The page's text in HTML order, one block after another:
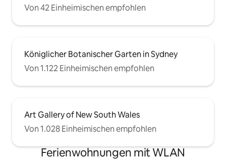
Von 42 Einheimischen empfohlen
Königlicher Botanischer Garten in Sydney
Von 1.122 Einheimischen empfohlen
Art Gallery of New South Wales
Von 1.028 Einheimischen empfohlen
Ferienwohnungen mit WLAN